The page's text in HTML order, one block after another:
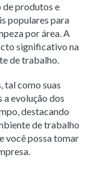
de produtos e
populares para
por área. A
significativo na
de trabalho.
tal como suas
evolução dos
destacando
de trabalho
você possa tomar